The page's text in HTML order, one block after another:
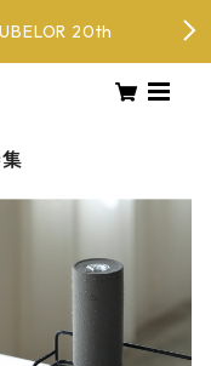
20th